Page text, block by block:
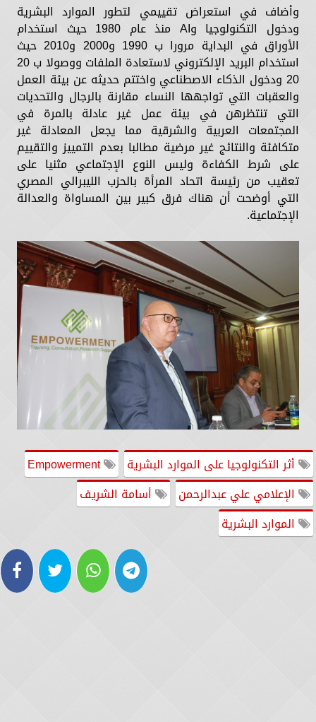
وأضاف في استعراض تقييمي لتطور الموارد البشرية
ودخول التكنولوجيا وAI منذ عام 1980 حيث استخدام
الأوراق في البداية مرورا ب 1990 و2000 و2010 حيث
استخدام البريد الإلكتروني لاستعادة الملفات ووصولا ب 20
20 ودخول الذكاء الاصطناعي واختتم حديثه عن بيئة العمل
والعقبات التي تواجهها النساء مقارنة بالرجال والتحديات
التي تنتظرهن في بيئة عمل غير عادلة بالمرة في
المجتمعات العربية والشرقية مما يجعل المعادلة غير
متكافئة والنتائج غير مرضية مطالبا بعدم التمييز والتقييم
على شرط الكفاءة وليس النوع الإجتماعي مثنيا على
تعقيب من رئيسة اتحاد المرأة بالحزب الليبرالي المصري
التي أوضحت أن هناك فرق كبير بين المساواة والعدالة
الإجتماعية.
أثر التكنولوجيا على الموارد البشرية
Empowerment
الإعلامي علي عبدالرحمن
أسامة الشريف
الموارد البشرية